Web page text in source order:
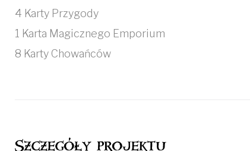
4 Karty Przygody
1 Karta Magicznego Emporium
8 Karty Chowańców
Szczegóły projektu